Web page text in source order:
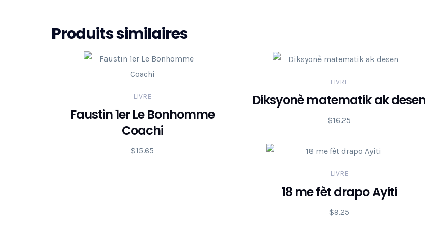
Produits similaires
LIVRE
Faustin 1er Le Bonhomme
Coachi
$15.65
LIVRE
Diksyonè matematik ak
$16.25
LIVRE
18 me fèt drapo Ayiti
$9.25